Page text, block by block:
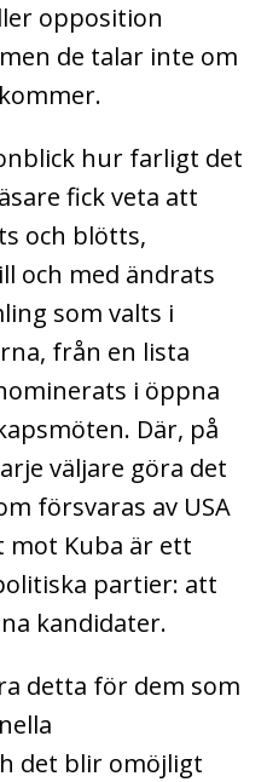
opposition
de talar inte om
hur farligt det
fick veta att
och blötts,
och med ändrats
som valts i
från en lista
i öppna
Där, på
väljare göra det
försvaras av USA
mot Kuba är ett
partier: att
kandidater.
detta för dem som
det blir omöjligt